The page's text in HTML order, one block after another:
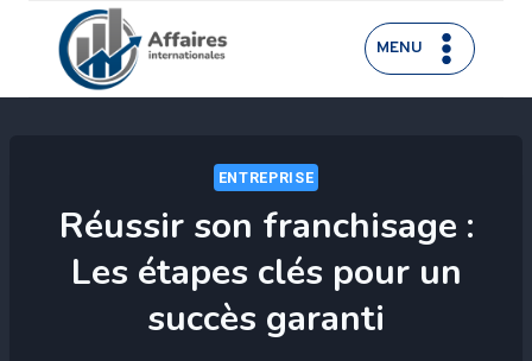
contenu
MENU
ENTREPRISE
Réussir son franchisage :
Les étapes clés pour un
succès garanti